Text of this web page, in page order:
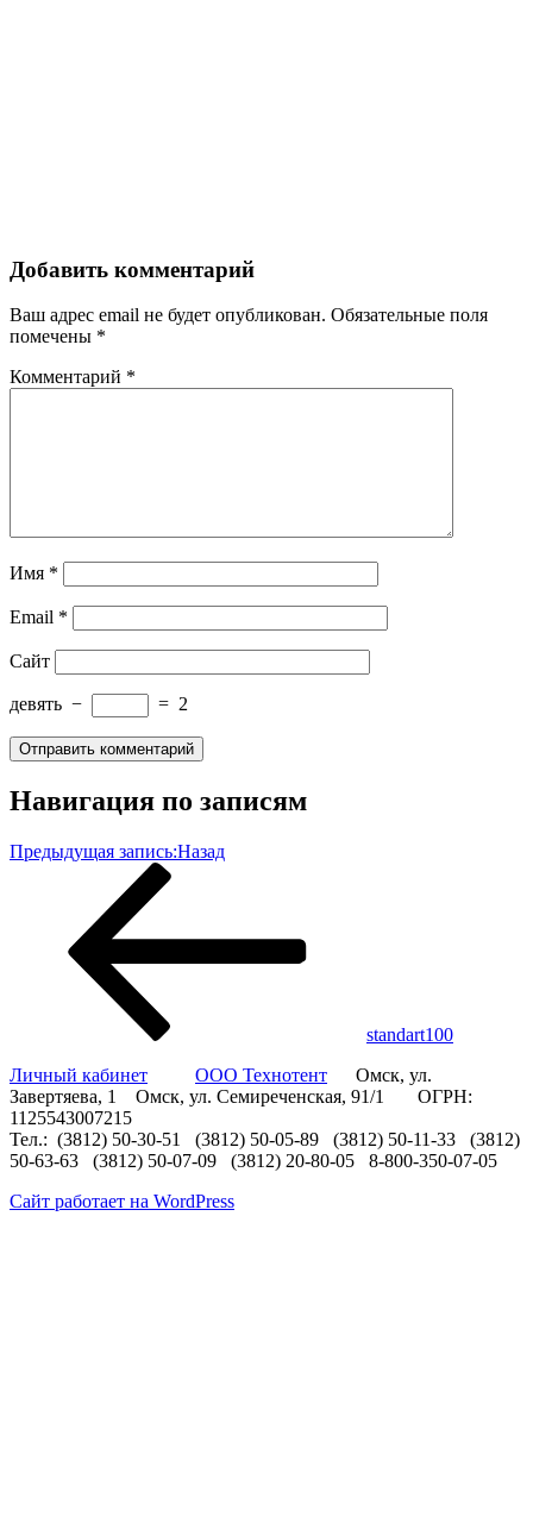
Добавить комментарий
Ваш адрес email не будет опубликован. Обязательные поля
помечены *
Комментарий *
Имя *
Email *
Сайт
девять − = 2
Навигация по записям
Предыдущая запись:Назад
standart100
Личный кабинет
ООО Технотент Омск, ул.
Завертяева, 1 Омск, ул. Семиреченская, 91/1 ОГРН:
1125543007215
Тел.: (3812) 50-30-51 (3812) 50-05-89 (3812) 50-11-33 (3812)
50-63-63 (3812) 50-07-09 (3812) 20-80-05 8-800-350-07-05
Сайт работает на WordPress